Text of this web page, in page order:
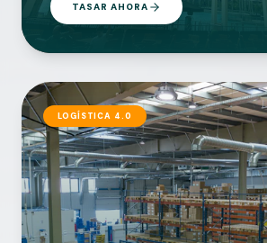
TASAR AHORA
LOGÍSTICA 4.0